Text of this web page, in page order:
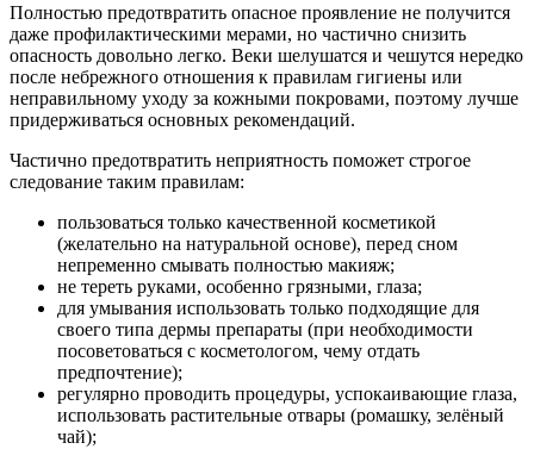
Полностью предотвратить опасное проявление не получится
даже профилактическими мерами, но частично снизить
опасность довольно легко. Веки шелушатся и чешутся нередко
после небрежного отношения к правилам гигиены или
неправильному уходу за кожными покровами, поэтому лучше
придерживаться основных рекомендаций.
Частично предотвратить неприятность поможет строгое
следование таким правилам:
пользоваться только качественной косметикой
(желательно на натуральной основе), перед сном
непременно смывать полностью макияж;
не тереть руками, особенно грязными, глаза;
для умывания использовать только подходящие для
своего типа дермы препараты (при необходимости
посоветоваться с косметологом, чему отдать
предпочтение);
регулярно проводить процедуры, успокаивающие глаза,
использовать растительные отвары (ромашку, зелёный
чай);